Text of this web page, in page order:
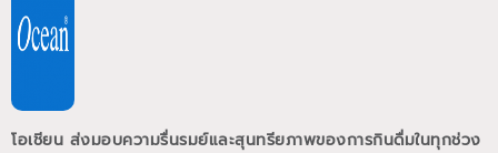
โอเชียน ส่งมอบความรื่นรมย์และสุนทรียภาพของการกินดื่มในทุกช่วง